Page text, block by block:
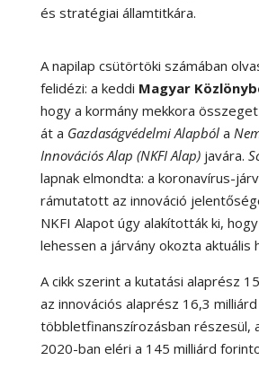
és stratégiai államtitkára.
A napilap csütörtöki számában
felidézi: a keddi Magyar
hogy a kormány mekkora
át a Gazdaságvédelmi Alapbóla
Innovációs Alap (NKFI Alap)javára.
lapnak elmondta: a koronavírus-
rámutatott az innováció
NKFI Alapot úgy alakították ki,
lehessen a járvány okozta aktuális
A cikk szerint a kutatási alaprész
az innovációs alaprész 16,3
többletfinanszírozásban részesül,
2020-ban eléri a 145 milliárd